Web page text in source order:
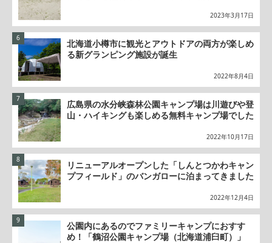
2023年3月17日
北海道小樽市に観光とアウトドアの両方が楽しめ
る新グランピング施設が誕生
2022年8月4日
広島県の水分峡森林公園キャンプ場は川遊びや登
山・ハイキングも楽しめる無料キャンプ場でした
2022年10月17日
リニューアルオープンした「しんとつかわキャン
プフィールド」のバンガローに泊まってきました
2022年12月4日
公園内にあるのでファミリーキャンプにおすす
め！「鶴沼公園キャンプ場（北海道浦臼町）」